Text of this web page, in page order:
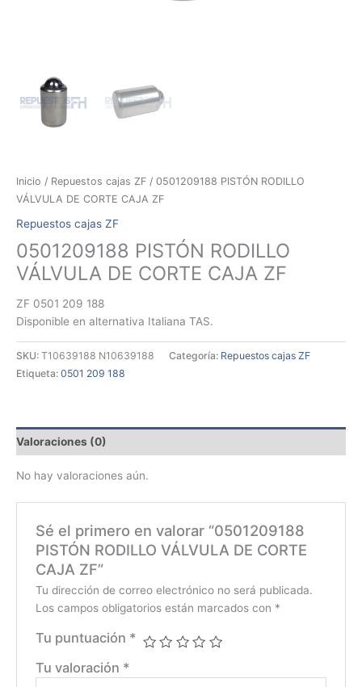
Inicio / Repuestos cajas ZF / 0501209188 PISTÓN RODILLO
VÁLVULA DE CORTE CAJA ZF
Repuestos cajas ZF
0501209188 PISTÓN RODILLO
VÁLVULA DE CORTE CAJA ZF
ZF 0501 209 188
Disponible en alternativa Italiana TAS.
SKU: T10639188 N10639188 Categoría: Repuestos cajas ZF
Etiqueta: 0501 209 188
Valoraciones (0)
No hay valoraciones aún.
Sé el primero en valorar “0501209188
PISTÓN RODILLO VÁLVULA DE CORTE
CAJA ZF”
Tu dirección de correo electrónico no será publicada.
Los campos obligatorios están marcados con *
Tu puntuación *
Tu valoración *